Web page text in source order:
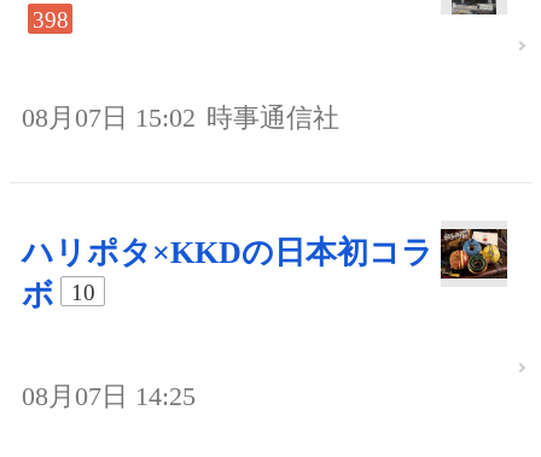
398
08月07日 15:02 時事通信社
ハリポタ×KKDの日本初コラ
ボ
10
08月07日 14:25